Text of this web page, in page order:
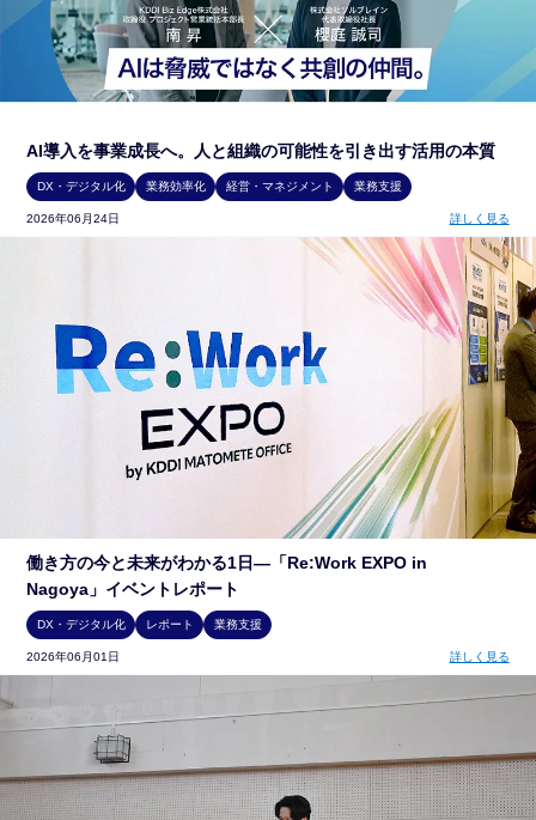
AI導入を事業成長へ。人と組織の可能性を引き出す活用の本質
DX・デジタル化 業務効率化 経営・マネジメント 業務支援
2026年06月24日 詳しく見る
働き方の今と未来がわかる1日―「Re:Work EXPO in
Nagoya」イベントレポート
DX・デジタル化 レポート 業務支援
2026年06月01日 詳しく見る